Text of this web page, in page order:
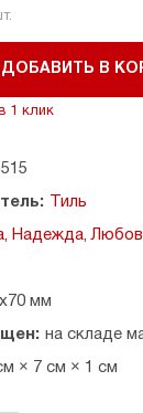
ДОБАВИТЬ В
1 клик
Тиль
Надежда,
мм
на складе
× 7 см × 1 см